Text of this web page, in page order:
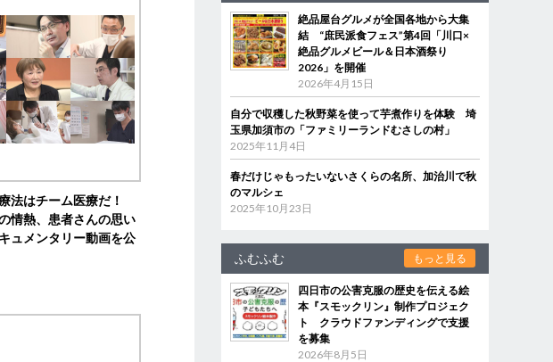
法はチーム医療だ！
情熱、患者さんの思い
ュメンタリー動画を公
絶品屋台グルメが全国各地から大集
結 “庶民派食フェス”第4回「川口×
絶品グルメビール＆日本酒祭り
2026」を開催
2026年4月15日
自分で収穫した秋野菜を使って芋煮作りを体験 埼
玉県加須市の「ファミリーランドむさしの村」
2025年11月4日
春だけじゃもったいないさくらの名所、加治川で秋
のマルシェ
2025年10月23日
ふむふむ もっと見る
四日市の公害克服の歴史を伝える絵
本『スモックリン』制作プロジェク
ト クラウドファンディングで支援
を募集
2026年8月5日